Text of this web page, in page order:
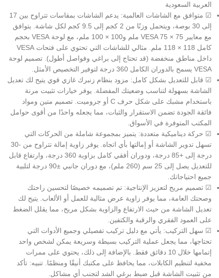
العربية السعودية
☑ متوافق مع الشاشات العالمية: يدعم الشاشات بمقاسات تتراوح بين 17
إلى 30 بوصة، ويتحمل وزنًا من 2 كجم إلى 9.5 كجم لكل شاشة. يتوافق
مع معايير VESA 75 × 75 ملم و100 × 100 ملم، مع لوحة VESA بحجم
كامل 118 × 118 ملم. مثالي للشاشات التي تحتوي على فتحات VESA
داخل مناطق منخفضة (قد تحتاج إلى براغي وفواصل أطول). تصميم لوحة
VESA يسمح بالدوران الكامل 360 درجة لتوفير التخصيص الأمثل.
☑ قابل للتعديل بشكل كامل: مزود بنظام زنبرك غازي قوي يتيح لك تعديل
الشاشة بسهولة لتناسب وضعيتك المفضلة. يوفر خيارات تثبيت مرنة
باستخدام مشبك على شكل حرف C أو جروميت. تصميم متين ومواد
فائقة الجودة تضمن الاستقرار والثبات، مما يجعله واحدًا من أقوى حوامل
المكتب المتوفرة في الأسواق.
☑ حركة ديناميكية متعددة: يتميز بمجموعة شاملة من الحركات التي
تسهل تدوير الشاشة أو إمالتها بأي اتجاه. يوفر زاوية إمالة تتراوح من -30
درجة إلى +85 درجة، ودوران أفقي كامل بزاوية 360 درجة، وارتفاع قابل
للتعديل يصل إلى 25 سم (260 ملم)، مع دوران جانبي ±90 درجة لتلبية
جميع احتياجاتك.
☑ تصميم مريح لتعزيز الإنتاجية: تم تصميمه خصيصًا لتحسين راحتك
وصحتك العامة، مما يوفر زاوية عرض مثالية للعمل أو الألعاب. يتيح لك
تعديل الشاشة من حيث الارتفاع والزاوية بشكل مريح، مما يقلل الضغط
على العمود الفقري والرقبة والكتفين.
☑ سهل التركيب: يأتي مع دليل تركيب تفصيلي وجميع الأدوات التي
تحتاجها، مما يجعل عملية التركيب بسيطة وسريعة يمكن لشخص واحد
إتمامها خلال 10 دقائق فقط. بالإضافة إلى ذلك، يحتوي على ممرات
مخفية لتنظيم الكابلات، مما يحافظ على مكتبك أنيقًا ومنظمًا. تنبيه: تأكد
من تثبيت الشاشة قبل ضبط برغي الشد لتجنب أي مشاكل.